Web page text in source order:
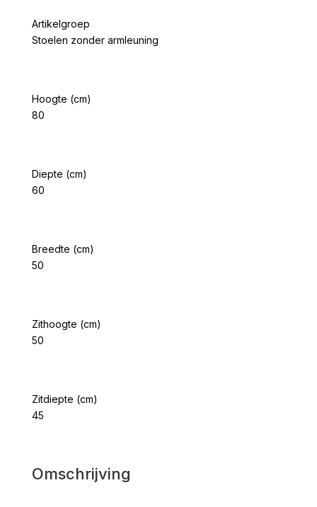
Artikelgroep
Stoelen zonder armleuning
Hoogte (cm)
80
Diepte (cm)
60
Breedte (cm)
50
Zithoogte (cm)
50
Zitdiepte (cm)
45
Omschrijving